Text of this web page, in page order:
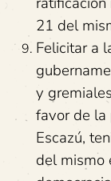
21 del
Felicitar a
y
favor de la
Escazú,
del mismo